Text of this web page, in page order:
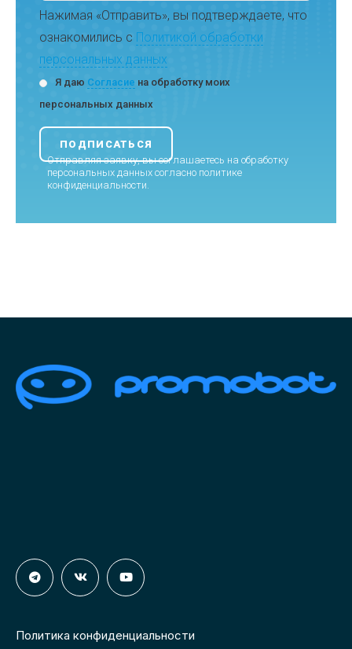
Нажимая «Отправить», вы подтверждаете, что
ознакомились с Политикой обработки
персональных данных
Я даю Согласие на обработку моих
персональных данных
Отправляя заявку, вы соглашаетесь на обработку
персональных данных согласно политике
конфиденциальности.
Политика конфиденциальности